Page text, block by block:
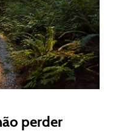
perder